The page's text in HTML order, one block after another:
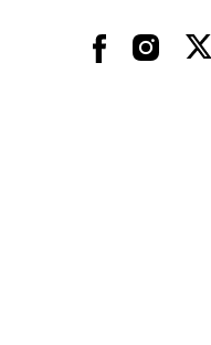
FacebookInstagram
X